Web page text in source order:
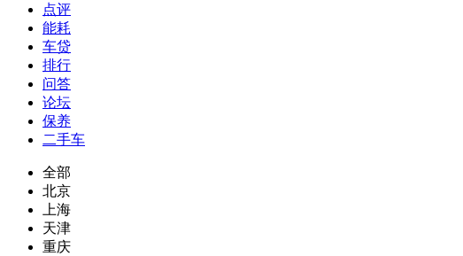
点评
能耗
车贷
排行
问答
论坛
保养
二手车
全部
北京
上海
天津
重庆